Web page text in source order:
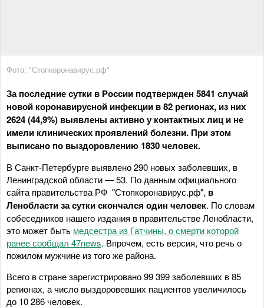
Фото: "Стопкоронавирус.рф"
За последние сутки в России подтвержден 5841 случай
новой коронавирусной инфекции в 82 регионах, из них
2624 (44,9%) выявлены активно у контактных лиц и не
имели клинических проявлений болезни. При этом
выписано по выздоровлению 1830 человек.
В Санкт-Петербурге выявлено 290 новых заболевших, в
Ленинградской области — 53. По данным официального
сайта правительства РФ "Стопкоронавирус.рф", в
Ленобласти за сутки скончался один человек. По словам
собеседников нашего издания в правительстве Ленобласти,
это может быть медсестра из Гатчины, о смерти которой
ранее сообщал 47news. Впрочем, есть версия, что речь о
пожилом мужчине из того же района.
Всего в стране зарегистрировано 99 399 заболевших в 85
регионах, а число выздоровевших пациентов увеличилось
до 10 286 человек.